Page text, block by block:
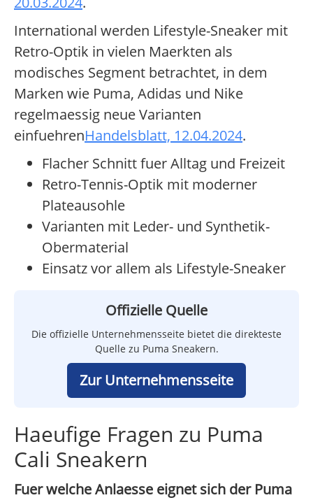
International werden Lifestyle-Sneaker mit
Retro-Optik in vielen Maerkten als
modisches Segment betrachtet, in dem
Marken wie Puma, Adidas und Nike
regelmaessig neue Varianten
einfuehrenHandelsblatt, 12.04.2024.
Flacher Schnitt fuer Alltag und Freizeit
Retro-Tennis-Optik mit moderner
Plateausohle
Varianten mit Leder- und Synthetik-
Obermaterial
Einsatz vor allem als Lifestyle-Sneaker
Offizielle Quelle
Die offizielle Unternehmensseite bietet die direkteste
Quelle zu Puma Sneakern.
Zur Unternehmensseite
Haeufige Fragen zu Puma
Cali Sneakern
Fuer welche Anlaesse eignet sich der Puma